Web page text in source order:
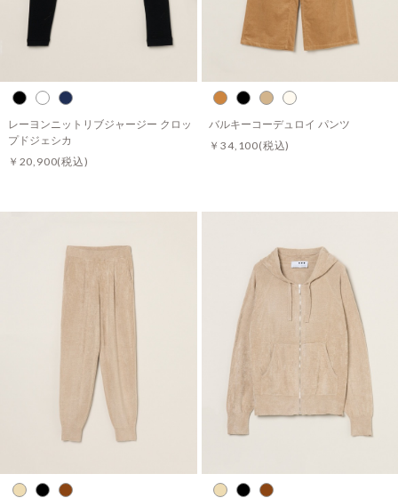
レーヨンニットリブジャージー クロッ
プドジェシカ
￥20,900(税込)
バルキーコーデュロイ パンツ
￥34,100(税込)